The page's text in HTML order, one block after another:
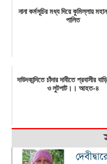
নানা কর্মসূচির মধ্য দিয়ে কুমিল্লায়
পালিত
দাউদকান্দিতে চাঁদার দাবীতে প্রবাসীর
ও লুটপাট।। আহত-৪